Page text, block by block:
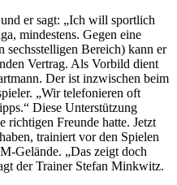
er sagt: „Ich will sportlich
mindestens. Gegen eine
sechsstelligen Bereich) kann er
Vertrag. Als Vorbild dient
Der ist inzwischen beim
„Wir telefonieren oft
Diese Unterstützung
richtigen Freunde hatte. Jetzt
trainiert vor den Spielen
Gelände. „Das zeigt doch
der Trainer Stefan Minkwitz.